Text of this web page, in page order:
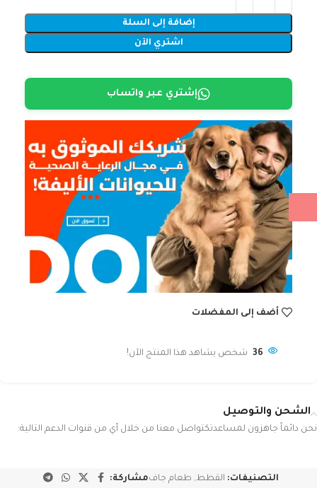
إضافة إلى السلة
اشتري الآن
إشتري عبر واتساب
أضف إلى المفضلات
36 شخص يشاهد هذا المنتج الآن!
الشحن والتوصيل
نحن دائماً جاهزون لمساعدتكتواصل معنا من خلال أي من قنوات الدعم التالية:
التصنيفات: القطط, طعام جافمشاركة: